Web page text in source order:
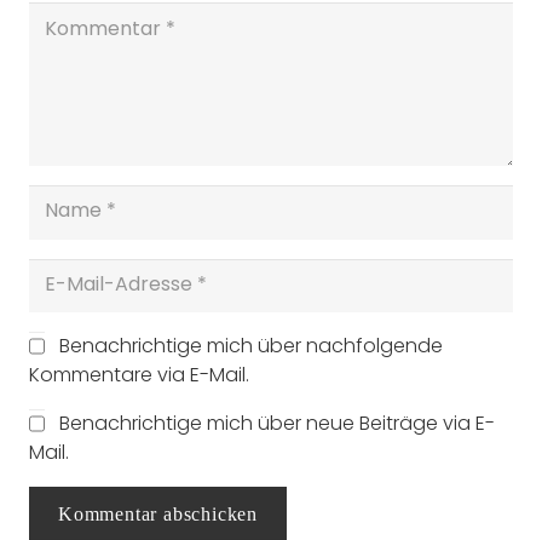
Benachrichtige mich über nachfolgende
Kommentare via E-Mail.
Benachrichtige mich über neue Beiträge via E-
Mail.
Kommentar abschicken